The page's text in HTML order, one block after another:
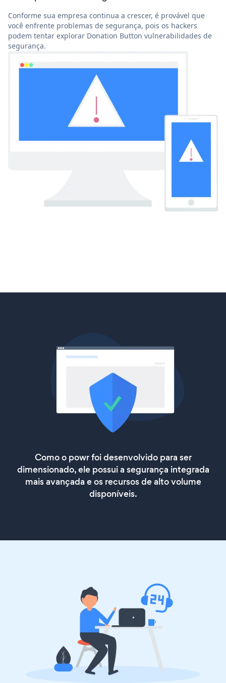
Conforme sua empresa continua a crescer, é provável que
você enfrente problemas de segurança, pois os hackers
podem tentar explorar Donation Button vulnerabilidades de
segurança.
Como o powr foi desenvolvido para ser
dimensionado, ele possui a segurança integrada
mais avançada e os recursos de alto volume
disponíveis.